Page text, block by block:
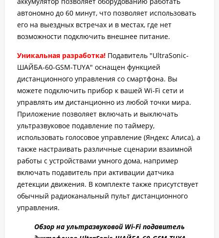
автономно до 60 минут, что позволяет использовать
его на выездных встречах и в местах, где нет
возможности подключить внешнее питание.
Уникальная разработка! Подавитель "UltraSonic-
ШАЙБА-60-GSM-TUYA" оснащен функцией
дистанционного управления со смартфона. Вы
можете подключить прибор к вашей Wi-Fi сети и
управлять им дистанционно из любой точки мира.
Приложение позволяет включать и выключать
ультразвуковое подавление по таймеру,
использовать голосовое управление (Яндекс Алиса), а
также настраивать различные сценарии взаимной
работы с устройствами умного дома, например
включать подавитель при активации датчика
детекции движения. В комплекте также присутствует
обычный радиоканальный пульт дистанционного
управления.
Обзор на ультразвуковой Wi-Fi подавитель